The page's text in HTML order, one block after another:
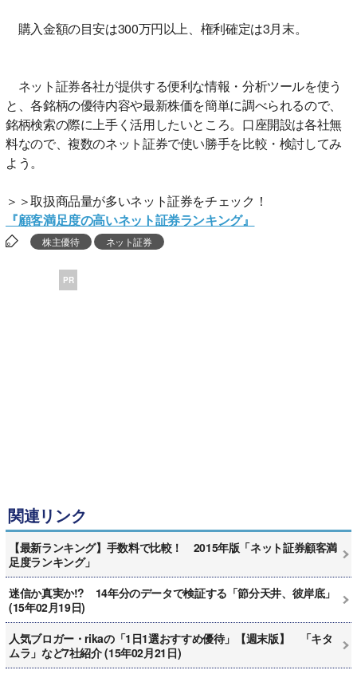
購入金額の目安は300万円以上、権利確定は3月末。
ネット証券各社が提供する便利な情報・分析ツールを使う
と、各銘柄の優待内容や最新株価を簡単に調べられるので、
銘柄検索の際に上手く活用したいところ。口座開設は各社無
料なので、複数のネット証券で使い勝手を比較・検討してみ
よう。
＞＞取扱商品量が多いネット証券をチェック！
『顧客満足度の高いネット証券ランキング』
株主優待 ネット証券
PR
関連リンク
【最新ランキング】手数料で比較！ 2015年版「ネット証券顧客満
足度ランキング」
迷信か真実か!? 14年分のデータで検証する「節分天井、彼岸底」
(15年02月19日)
人気ブロガー・rikaの「1日1選おすすめ優待」【週末版】 「キタ
ムラ」など7社紹介 (15年02月21日)